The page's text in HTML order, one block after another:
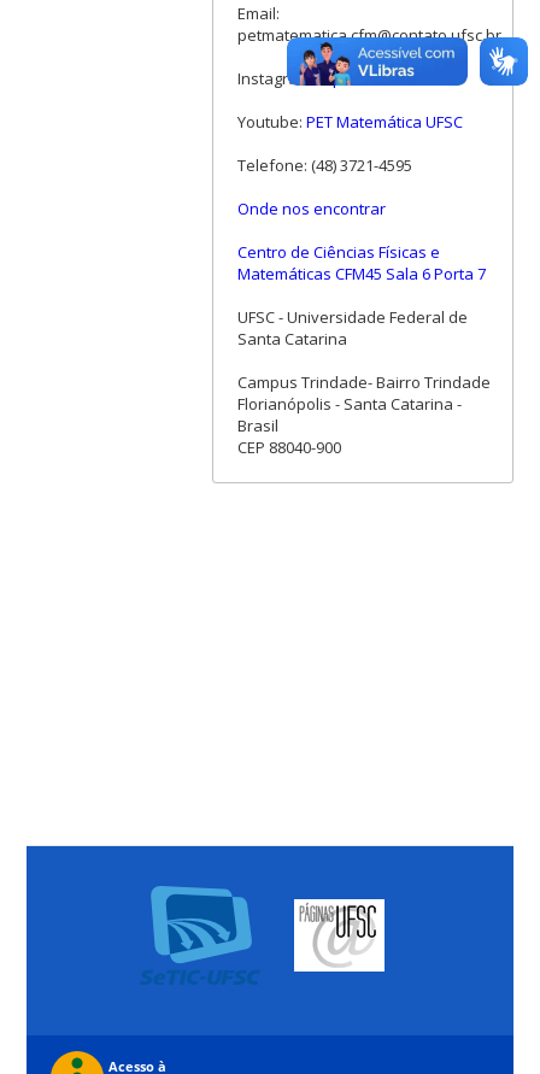
Email:
petmatematica.cfm@contato.ufsc.br
Instagram:@pet.mtm.ufsc
Youtube: PET Matemática UFSC
Telefone: (48) 3721-4595
Onde nos encontrar
Centro de Ciências Físicas e
Matemáticas CFM45 Sala 6 Porta 7
UFSC - Universidade Federal de
Santa Catarina
Campus Trindade- Bairro Trindade
Florianópolis - Santa Catarina -
Brasil
CEP 88040-900